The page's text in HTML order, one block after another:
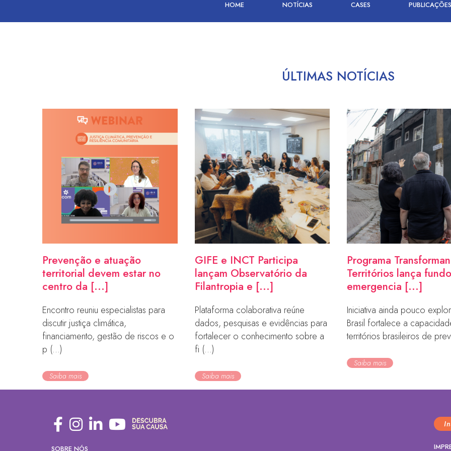
HOME NOTÍCIAS CASES PUBLICAÇÕES
ÚLTIMAS NOTÍCIAS
Prevenção e atuação
territorial devem estar no
centro da [...]
Encontro reuniu especialistas para
discutir justiça climática,
financiamento, gestão de riscos e o
p (...)
Saiba mais
GIFE e INCT Participa
lançam Observatório da
Filantropia e [...]
Plataforma colaborativa reúne
dados, pesquisas e evidências para
fortalecer o conhecimento sobre a
fi (...)
Saiba mais
Programa
Territórios lança
emergencia [...]
Iniciativa ainda pouco
Brasil fortalece a
territórios brasileiros de
Saiba mais
SOBRE NÓS